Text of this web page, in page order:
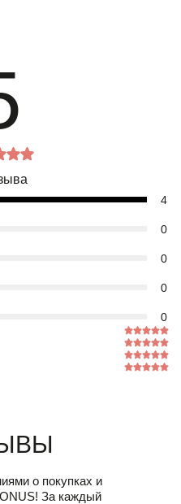
4
0
0
0
0
о покупках и
За каждый